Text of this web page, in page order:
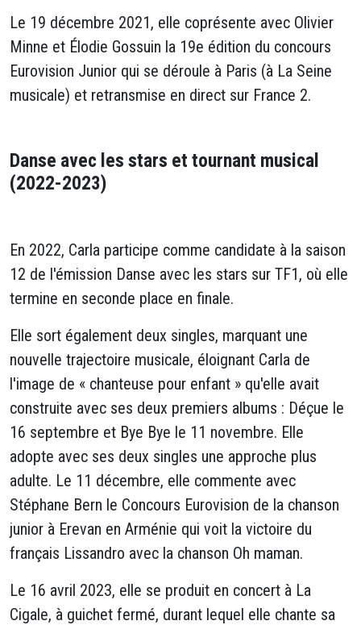
Le 19 décembre 2021, elle coprésente avec Olivier
Minne et Élodie Gossuin la 19e édition du concours
Eurovision Junior qui se déroule à Paris (à La Seine
musicale) et retransmise en direct sur France 2.
Danse avec les stars et tournant musical
(2022-2023)
En 2022, Carla participe comme candidate à la saison
12 de l'émission Danse avec les stars sur TF1, où elle
termine en seconde place en finale.
Elle sort également deux singles, marquant une
nouvelle trajectoire musicale, éloignant Carla de
l'image de « chanteuse pour enfant » qu'elle avait
construite avec ses deux premiers albums : Déçue le
16 septembre et Bye Bye le 11 novembre. Elle
adopte avec ses deux singles une approche plus
adulte. Le 11 décembre, elle commente avec
Stéphane Bern le Concours Eurovision de la chanson
junior à Erevan en Arménie qui voit la victoire du
français Lissandro avec la chanson Oh maman.
Le 16 avril 2023, elle se produit en concert à La
Cigale, à guichet fermé, durant lequel elle chante sa